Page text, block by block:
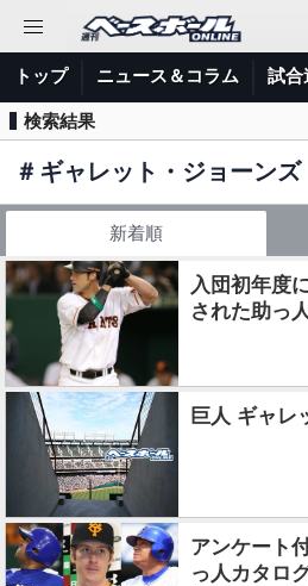
トップ ニュース＆コラム 試合
検索結果
＃ ギャレット・ジョーンズ
新着順
入団初年度
された助っ
巨人 ギャレ
アンケート
っ人カタロ